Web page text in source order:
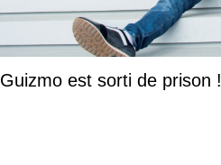
Guizmo est sorti de prison !